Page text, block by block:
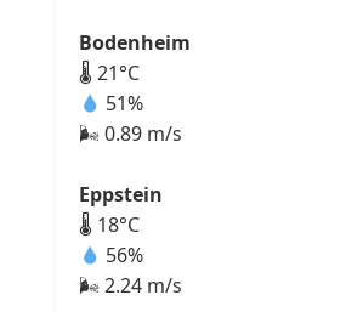
Bodenheim
🌡 21°C
51%
🌬 0.89 m/s
Eppstein
🌡 18°C
56%
🌬 2.24 m/s